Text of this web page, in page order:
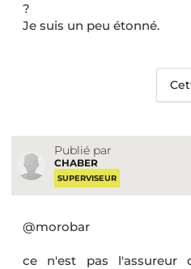
?
Je suis un peu étonné.
Publié par
CHABER
SUPERVISEUR
@morobar
ce n'est pas l'assureur